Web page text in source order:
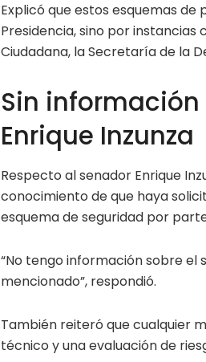
Explicó que estos esquemas
Presidencia, sino por
Ciudadana, la Secretaría de la
Sin
Enrique Inzunza
Respecto al senador Enrique
conocimiento de que haya
esquema de seguridad por
“No tengo información sobre el
mencionado”, respondió.
También reiteró que cualquier
técnico y una evaluación de